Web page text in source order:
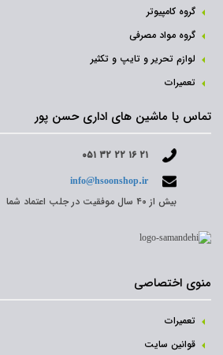
گروه کامپیوتر
گروه مواد مصرفی
لوازم تحریر و تایپ و تکثیر
تعمیرات
تماس با ماشین های اداری حسن پور
۰۵۱ ۳۲ ۲۲ ۱۶ ۲۱
info@hsoonshop.ir
بیش از ۴۰ سال موفقیت در جلب اعتماد شما
منوی اختصاصی
تعمیرات
قوانین سایت